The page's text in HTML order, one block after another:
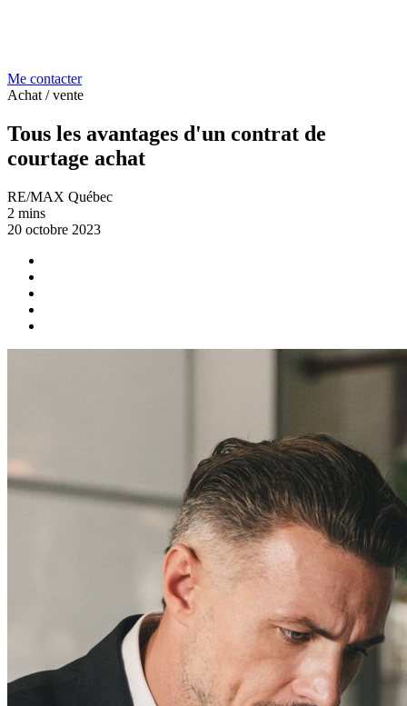
Me contacter
Achat / vente
Tous les avantages d'un contrat de
courtage achat
RE/MAX Québec
2 mins
20 octobre 2023